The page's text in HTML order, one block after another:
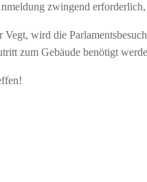
zwingend erforderlich,
wird die
zum Gebäude benötigt